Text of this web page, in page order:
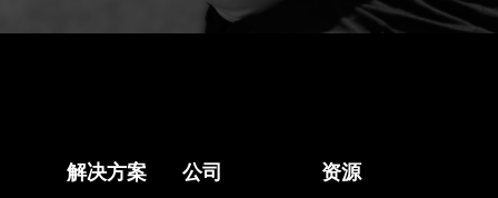
解决方案 公司 资源